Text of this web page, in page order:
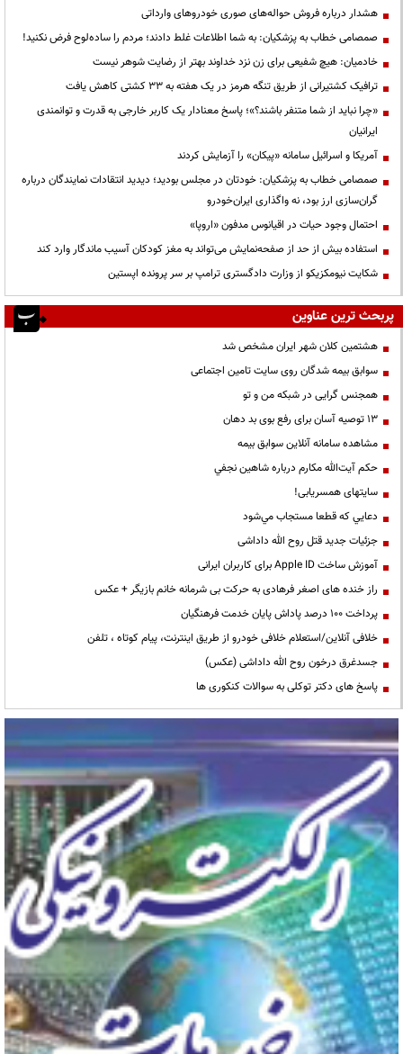
هشدار درباره فروش حواله‌های صوری خودروهای وارداتی
صمصامی خطاب به پزشکیان: به شما اطلاعات غلط دادند؛ مردم را ساده‌لوح فرض نکنید!
خادمیان: هیچ شفیعی برای زن نزد خداوند بهتر از رضایت شوهر نیست
ترافیک کشتیرانی از طریق تنگه هرمز در یک هفته به ۳۳ کشتی کاهش یافت
«چرا نباید از شما متنفر باشند؟»؛ پاسخ معنادار یک کاربر خارجی به قدرت و توانمندی
ایرانیان
آمریکا و اسرائیل سامانه «پیکان» را آزمایش کردند
صمصامی خطاب به پزشکیان: خودتان در مجلس بودید؛ دیدید انتقادات نمایندگان درباره
گران‌سازی ارز بود، نه واگذاری ایران‌خودرو
احتمال وجود حیات در اقیانوس مدفون «اروپا»
استفاده بیش از حد از صفحه‌نمایش می‌تواند به مغز کودکان آسیب ماندگار وارد کند
شکایت نیومکزیکو از وزارت دادگستری ترامپ بر سر پرونده اپستین
پربحث ترین عناوین
هشتمین کلان شهر ایران مشخص شد
سوابق بیمه شدگان روی سایت تامین اجتماعی
همجنس گرایی در شبکه من و تو
13 توصیه آسان برای رفع بوی بد دهان
مشاهده سامانه آنلاين سوابق بیمه
حكم آيت‌الله مكارم درباره شاهين نجفي
سایتهای همسریابی!
دعايي كه قطعا مستجاب مي‌شود
جزئیات جدید قتل روح الله داداشی
آموزش ساخت Apple ID برای کاربران ایرانی
راز خنده های اصغر فرهادی به حرکت بی شرمانه خانم بازیگر + عکس
پرداخت ۱۰۰ درصد پاداش پایان خدمت فرهنگیان
خلافی آنلاین/استعلام خلافی خودرو از طریق اینترنت، پیام کوتاه ، تلفن
جسدغرق درخون روح الله داداشی (عکس)
پاسخ های دکتر توکلی به سوالات کنکوری ها